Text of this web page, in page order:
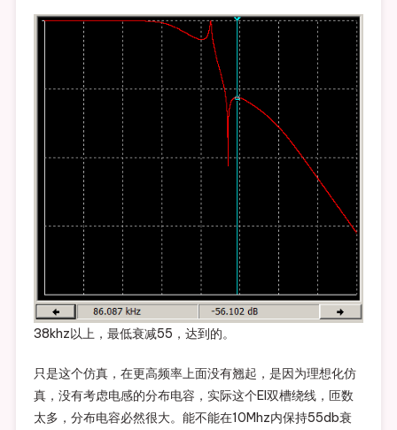
38khz以上，最低衰减55，达到的。
只是这个仿真，在更高频率上面没有翘起，是因为理想化仿
真，没有考虑电感的分布电容，实际这个EI双槽绕线，匝数
太多，分布电容必然很大。能不能在10Mhz内保持55db衰